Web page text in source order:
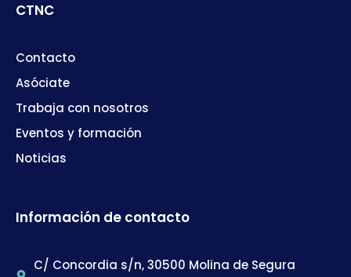
CTNC
Contacto
Asóciate
Trabaja con nosotros
Eventos y formación
Noticias
Información de contacto
C/ Concordia s/n, 30500 Molina de Segura